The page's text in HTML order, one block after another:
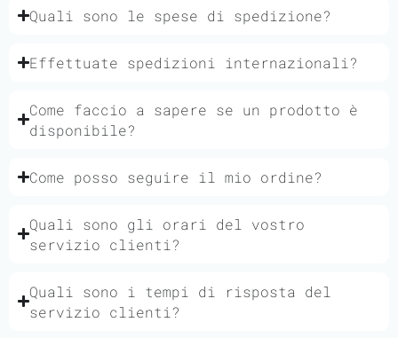
Quali sono le spese di spedizione?
Effettuate spedizioni internazionali?
Come faccio a sapere se un prodotto è
disponibile?
Come posso seguire il mio ordine?
Quali sono gli orari del vostro
servizio clienti?
Quali sono i tempi di risposta del
servizio clienti?